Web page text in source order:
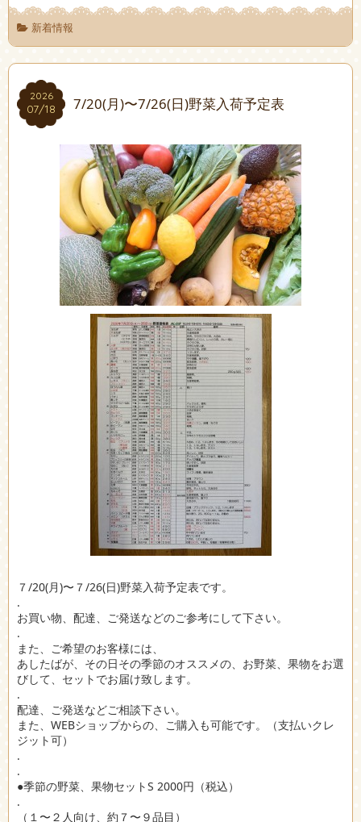
新着情報
2026
07/18
2026
07/18 7/20(月)〜7/26(日)野菜入荷予定表
７/20(月)〜７/26(日)野菜入荷予定表です。
.
お買い物、配達、ご発送などのご参考にして下さい。
.
また、ご希望のお客様には、
あしたばが、その日その季節のオススメの、お野菜、果物をお選
びして、セットでお届け致します。
.
配達、ご発送などご相談下さい。
また、WEBショップからの、ご購入も可能です。（支払いクレ
ジット可）
.
.
●季節の野菜、果物セットS 2000円（税込）
.
（１〜２人向け、約７〜９品目）